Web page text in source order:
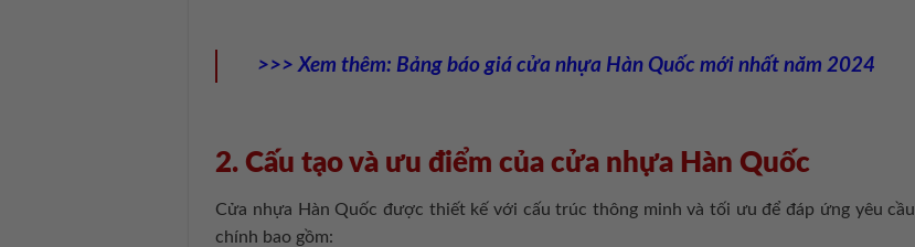
>>> Xem thêm: Bảng báo giá cửa nhựa Hàn Quốc mới nhất năm 2024
2. Cấu tạo và ưu điểm của cửa nhựa Hàn Quốc
Cửa nhựa Hàn Quốc được thiết kế với cấu trúc thông minh và tối ưu để đáp ứng yêu
chính bao gồm: